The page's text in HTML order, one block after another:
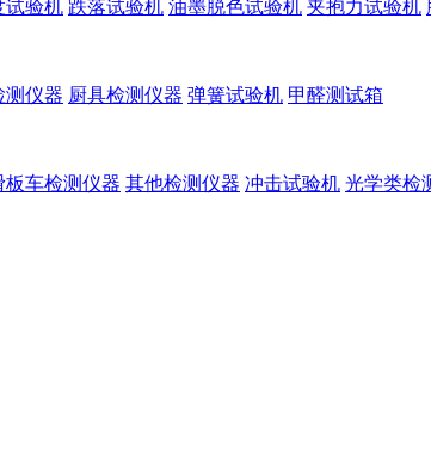
试验机 跌落试验机 油墨脱色试验机 夹抱力试验机
测仪器 厨具检测仪器 弹簧试验机 甲醛测试箱
板车检测仪器 其他检测仪器 冲击试验机 光学类检